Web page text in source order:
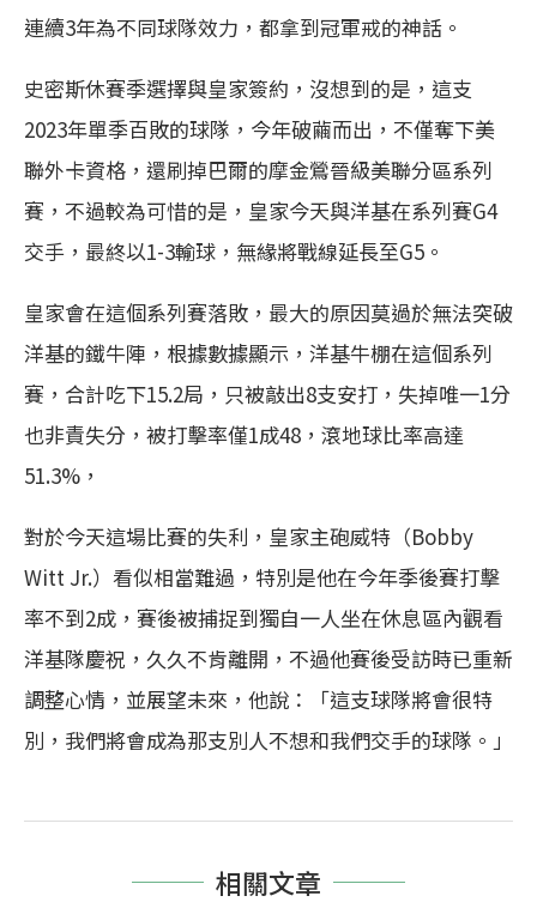
連續3年為不同球隊效力，都拿到冠軍戒的神話。
史密斯休賽季選擇與皇家簽約，沒想到的是，這支
2023年單季百敗的球隊，今年破繭而出，不僅奪下美
聯外卡資格，還刷掉巴爾的摩金鶯晉級美聯分區系列
賽，不過較為可惜的是，皇家今天與洋基在系列賽G4
交手，最終以1-3輸球，無緣將戰線延長至G5。
皇家會在這個系列賽落敗，最大的原因莫過於無法突破
洋基的鐵牛陣，根據數據顯示，洋基牛棚在這個系列
賽，合計吃下15.2局，只被敲出8支安打，失掉唯一1分
也非責失分，被打擊率僅1成48，滾地球比率高達
51.3%，
對於今天這場比賽的失利，皇家主砲威特（Bobby
Witt Jr.）看似相當難過，特別是他在今年季後賽打擊
率不到2成，賽後被捕捉到獨自一人坐在休息區內觀看
洋基隊慶祝，久久不肯離開，不過他賽後受訪時已重新
調整心情，並展望未來，他說：「這支球隊將會很特
別，我們將會成為那支別人不想和我們交手的球隊。」
相關文章